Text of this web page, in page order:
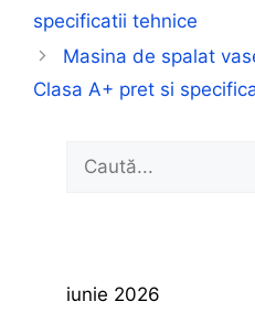
specificatii tehnice
Masina de spalat
Clasa A+ pret si
după:
iunie 2026